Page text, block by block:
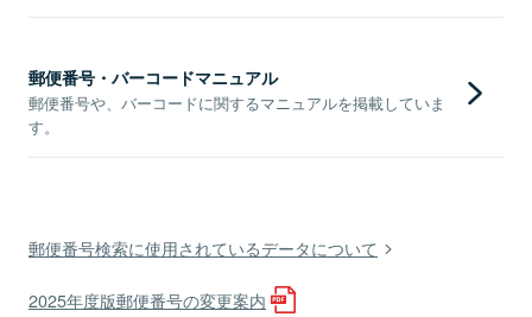
郵便番号・バーコードマニュアル
郵便番号や、バーコードに関するマニュアルを掲載していま
す。
郵便番号検索に使用されているデータについて
2025年度版郵便番号の変更案内